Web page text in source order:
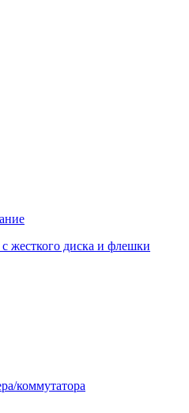
жесткого диска и флешки
коммутатора